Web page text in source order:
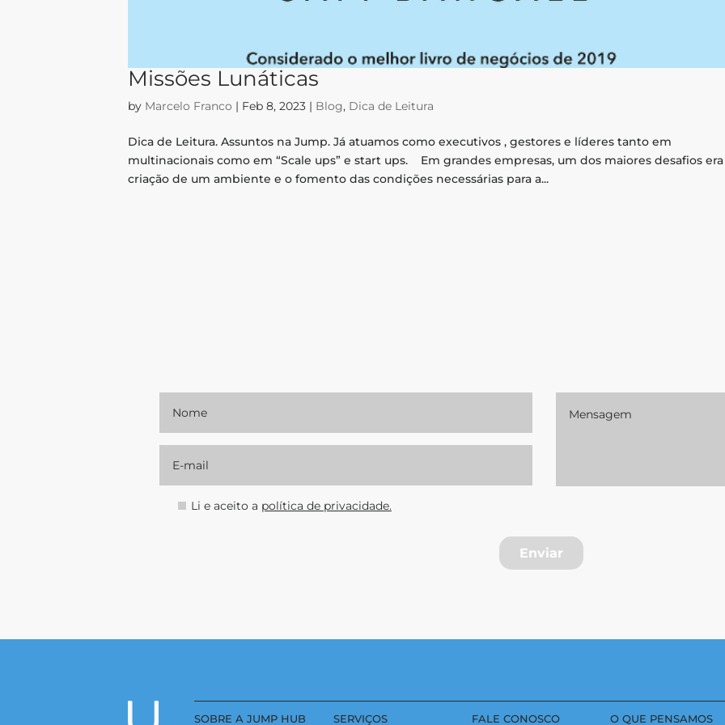
Missões Lunáticas
by Marcelo Franco | Feb 8, 2023 | Blog, Dica de Leitura
Dica de Leitura. Assuntos na Jump. Já atuamos como executivos , gestores e líderes tanto em
multinacionais como em “Scale ups” e start ups. Em grandes empresas, um dos maiores desafios era
criação de um ambiente e o fomento das condições necessárias para a...
Li e aceito a polí­tica de privacidade.
Enviar
SOBRE A JUMP HUB SERVIÇOS FALE CONOSCO O QUE PENSAMOS